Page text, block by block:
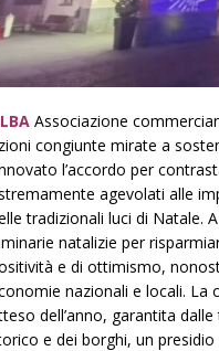
Associazione
congiunte mirate a
l’accordo per
agevolati alle
tradizionali luci di Natale.
natalizie per
e di ottimismo,
nazionali e locali. La
dell’anno, garantita
e dei borghi, un